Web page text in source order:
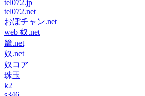
tel072.jp
tel072.net
おぼチャン.net
web 奴.net
籠.net
奴.net
奴コア
珠玉
k2